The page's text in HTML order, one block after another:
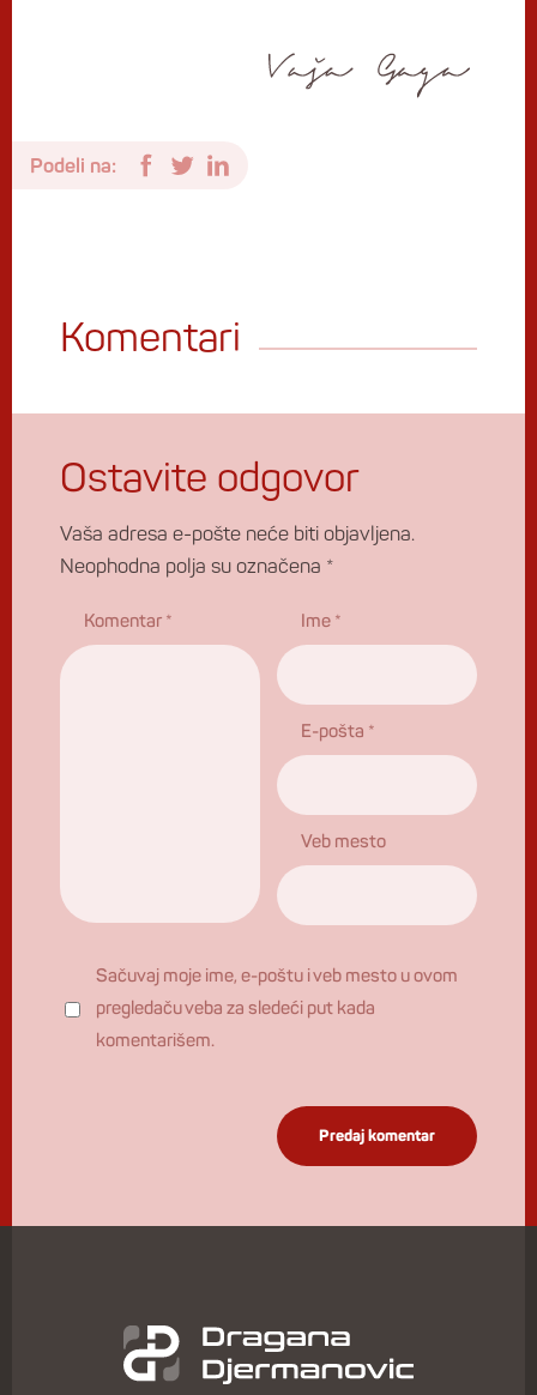
Podeli na:
Komentari
Ostavite odgovor
Vaša adresa e-pošte neće biti objavljena.
Neophodna polja su označena *
Komentar * Ime *
E-pošta *
Veb mesto
Sačuvaj moje ime, e-poštu i veb mesto u ovom
pregledaču veba za sledeći put kada
komentarišem.